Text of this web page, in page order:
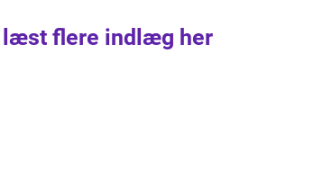
læst flere indlæg her